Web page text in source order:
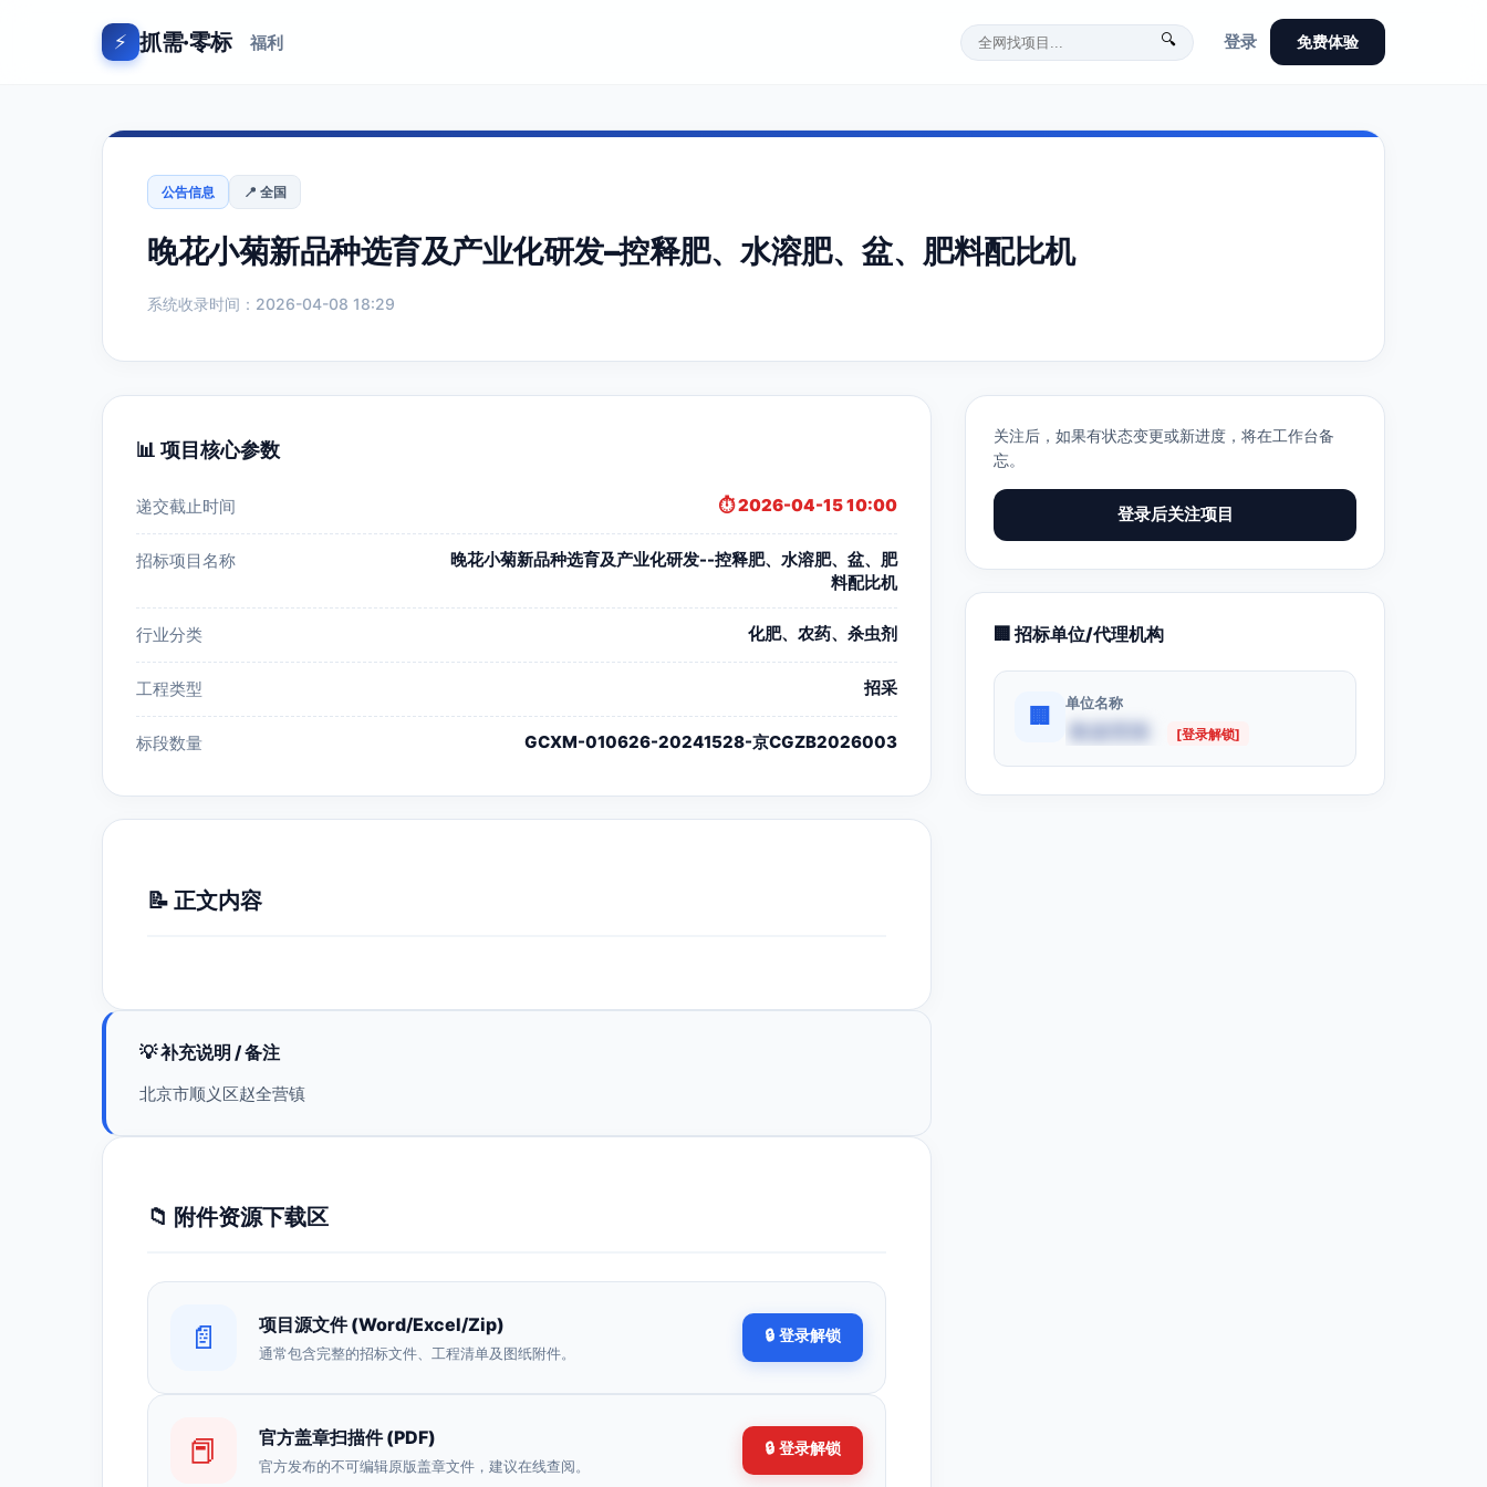
⚡ 抓需·零标 福利 🔍 登录 免费体验
公告信息 📍 全国
晚花小菊新品种选育及产业化研发–控释肥、水溶肥、盆、肥料配比机
系统收录时间：2026-04-08 18:29
📊 项目核心参数
递交截止时间 ⏱️ 2026-04-15 10:00
招标项目名称
晚花小菊新品种选育及产业化研发--控释肥、水溶肥、盆、肥
料配比机
行业分类 化肥、农药、杀虫剂
工程类型 招采
标段数量 GCXM-010626-20241528-京CGZB2026003
📝 正文内容
💡 补充说明 / 备注
北京市顺义区赵全营镇
📁 附件资源下载区
📄 项目源文件 (Word/Excel/Zip)
通常包含完整的招标文件、工程清单及图纸附件。
🔒 登录解锁
📕 官方盖章扫描件 (PDF)
官方发布的不可编辑原版盖章文件，建议在线查阅。
🔒 登录解锁
关注后，如果有状态变更或新进度，将在工作台备
忘。
登录后关注项目
🏢 招标单位/代理机构
🏢
单位名称
[登录解锁]